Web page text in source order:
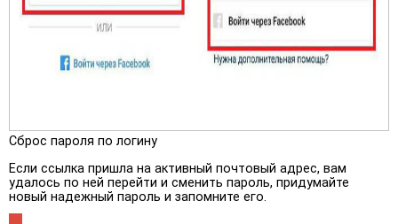
Сброс пароля по логину
Если ссылка пришла на активный почтовый адрес, вам
удалось по ней перейти и сменить пароль, придумайте
новый надежный пароль и запомните его.